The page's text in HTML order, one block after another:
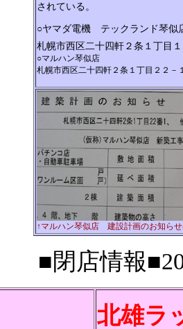
されている。
○ヤマダ電機 テックランド琴似
札幌市西区二十四軒２条１丁目
○マルハン琴似店
札幌市西区二十四軒２条１丁目２２－
↑マルハン琴似店 建設計画のお知ら
■閉店情報
北雄ラ